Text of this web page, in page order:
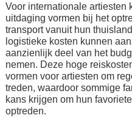
Voor internationale artiesten
uitdaging vormen bij het
transport vanuit hun
logistieke kosten kunnen
aanzienlijk deel van het
nemen. Deze hoge
vormen voor artiesten om
treden, waardoor sommige
kans krijgen om hun
optreden.